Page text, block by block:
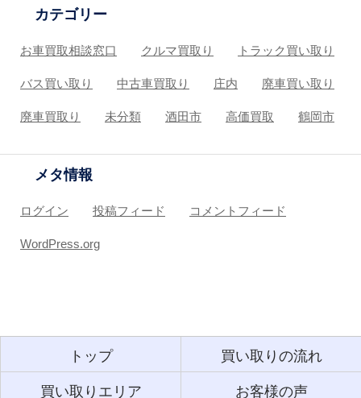
カテゴリー
お車買取相談窓口 クルマ買取り トラック買い取り
バス買い取り 中古車買取り 庄内 廃車買い取り
廃車買取り 未分類 酒田市 高価買取 鶴岡市
メタ情報
ログイン 投稿フィード コメントフィード
WordPress.org
トップ 買い取りの流れ
買い取りエリア お客様の声